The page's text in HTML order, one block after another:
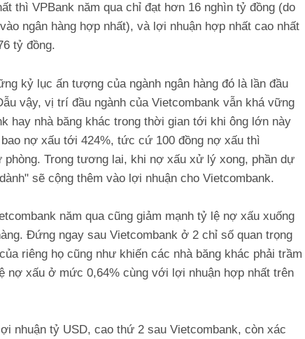
thì VPBank năm qua chỉ đạt hơn 16 nghìn tỷ đồng (do
ngân hàng hợp nhất), và lợi nhuận hợp nhất cao nhất
tỷ đồng.
kỷ lục ấn tượng của ngành ngân hàng đó là lần đầu
vậy, vị trí đầu ngành của Vietcombank vẫn khá vững
hay nhà băng khác trong thời gian tới khi ông lớn này
nợ xấu tới 424%, tức cứ 100 đồng nợ xấu thì
Trong tương lai, khi nợ xấu xử lý xong, phần dự
sẽ cộng thêm vào lợi nhuận cho Vietcombank.
năm qua cũng giảm mạnh tỷ lệ nợ xấu xuống
Đứng ngay sau Vietcombank ở 2 chỉ số quan trọng
riêng họ cũng như khiến các nhà băng khác phải trầm
nợ xấu ở mức 0,64% cùng với lợi nhuận hợp nhất trên
nhuận tỷ USD, cao thứ 2 sau Vietcombank, còn xác